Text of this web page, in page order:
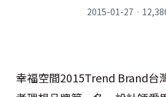
2015-01-27 ·
幸福空間2015Trend Brand台